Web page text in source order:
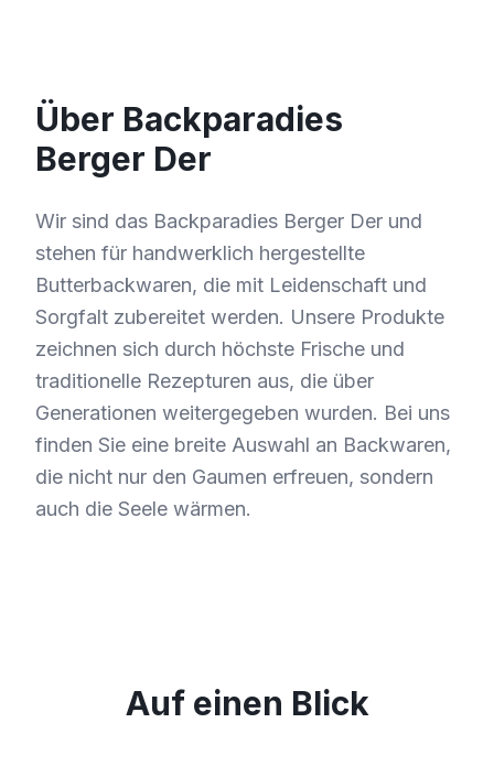
Über Backparadies
Berger Der
Wir sind das Backparadies Berger Der und
stehen für handwerklich hergestellte
Butterbackwaren, die mit Leidenschaft und
Sorgfalt zubereitet werden. Unsere Produkte
zeichnen sich durch höchste Frische und
traditionelle Rezepturen aus, die über
Generationen weitergegeben wurden. Bei uns
finden Sie eine breite Auswahl an Backwaren,
die nicht nur den Gaumen erfreuen, sondern
auch die Seele wärmen.
Auf einen Blick